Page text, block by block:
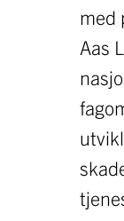
med
Aas